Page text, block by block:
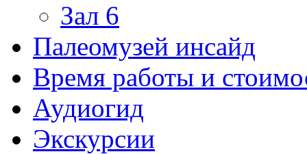
Зал 6
Палеомузей инсайд
Время работы и
Аудиогид
Экскурсии